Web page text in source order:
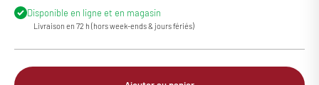
Disponible en ligne et en magasin
Livraison en 72 h (hors week-ends & jours fériés)